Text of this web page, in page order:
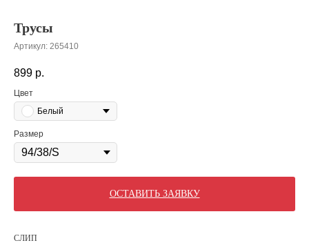
Трусы
Артикул: 265410
899 р.
Цвет
Белый
Размер
ОСТАВИТЬ ЗАЯВКУ
СЛИП